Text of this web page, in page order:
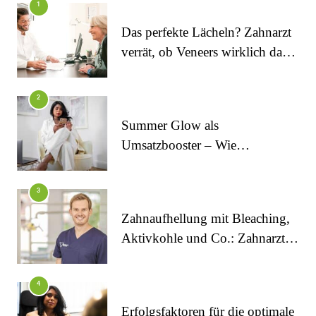
1
Das perfekte Lächeln? Zahnarzt
verrät, ob Veneers wirklich das
2
Summer Glow als
Umsatzbooster – Wie
3
Zahnaufhellung mit Bleaching,
Aktivkohle und Co.: Zahnarzt
4
Erfolgsfaktoren für die optimale
FITNESS
Die perfekten Liegestütze